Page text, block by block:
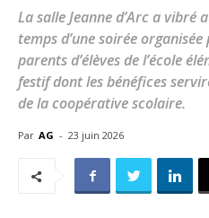
La salle Jeanne d’Arc a vibré
temps d’une soirée
parents d’élèves de l’école
festif dont les bénéfices
de la coopérative scolaire.
Par AG - 23 juin 2026